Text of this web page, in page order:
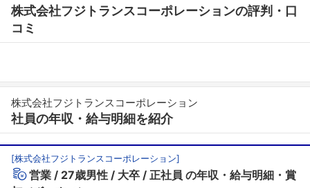
株式会社フジトランスコーポレーションの評判・口
コミ
株式会社フジトランスコーポレーション
社員の年収・給与明細を紹介
[株式会社フジトランスコーポレーション]
営業 27歳男性 大卒 正社員 の年収・給与明細・賞